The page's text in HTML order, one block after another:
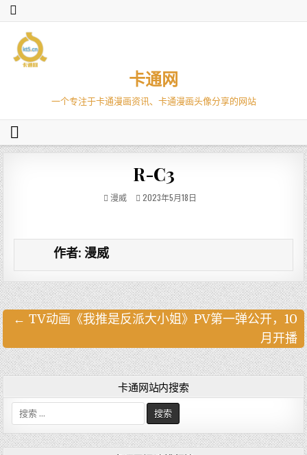
卡通网
一个专注于卡通漫画资讯、卡通漫画头像分享的网站
R-C3
漫威 2023年5月18日
作者: 漫威
文
章
导
← TV动画《我推是反派大小姐》PV第一弹公开，10
月开播
卡通网站内搜索
搜
索
: